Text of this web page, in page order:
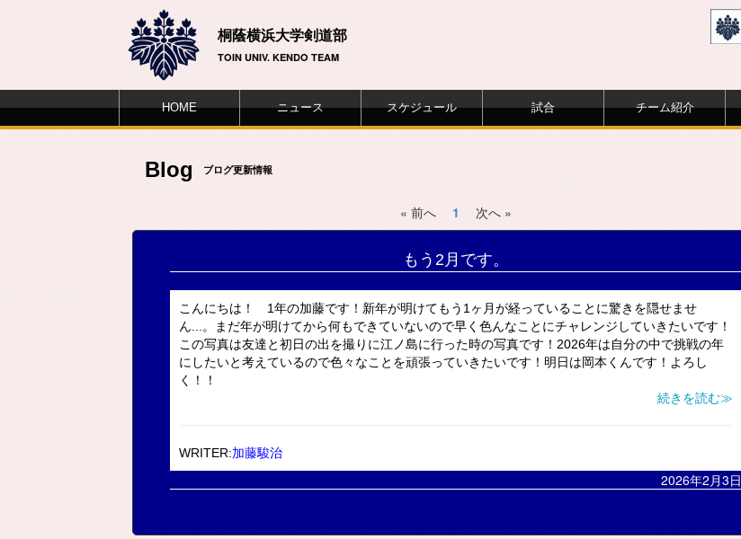
桐蔭横浜大学剣道部
TOIN UNIV. KENDO TEAM
HOME ニュース スケジュール 試合 チーム紹介
Blog ブログ更新情報
« 前へ 1 次へ »
もう2月です。
こんにちは！ 1年の加藤です！新年が明けてもう1ヶ月が経っていることに驚きを隠せませ
ん...。まだ年が明けてから何もできていないので早く色んなことにチャレンジしていきたいです！
この写真は友達と初日の出を撮りに江ノ島に行った時の写真です！2026年は自分の中で挑戦の年
にしたいと考えているので色々なことを頑張っていきたいです！明日は岡本くんです！よろし
く！！
続きを読む≫
WRITER:加藤駿治
2026年2月3日